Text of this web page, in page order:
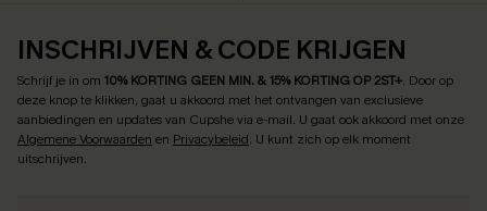
INSCHRIJVEN & CODE KRIJGEN
Schrijf je in om 10% KORTING GEEN MIN. & 15% KORTING OP 2ST+. Door op
deze knop te klikken, gaat u akkoord met het ontvangen van exclusieve
aanbiedingen en updates van Cupshe via e-mail. U gaat ook akkoord met onze
Algemene Voorwaarden en Privacybeleid. U kunt zich op elk moment
uitschrijven.